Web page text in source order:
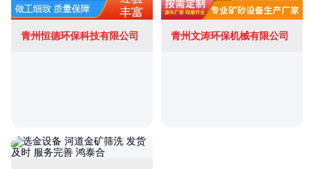
青州恒德环保科技有限公司 青州文涛环保机械有限公司